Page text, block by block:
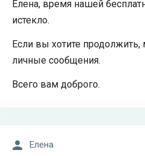
Елена, время нашей
истекло.
Если вы хотите
личные сообщения.
Всего вам доброго.
Елена